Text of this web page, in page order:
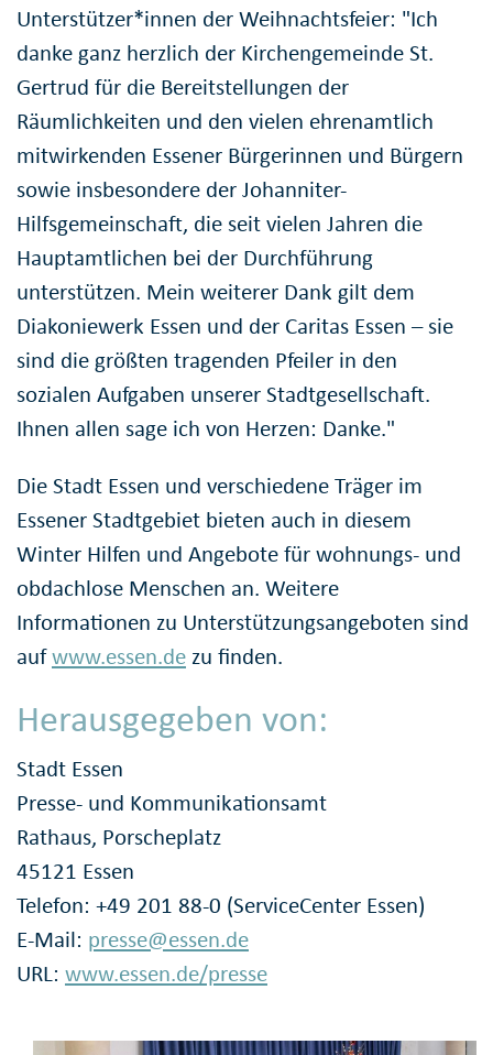
Unterstützer*innen der Weihnachtsfeier: "Ich
danke ganz herzlich der Kirchengemeinde St.
Gertrud für die Bereitstellungen der
Räumlichkeiten und den vielen ehrenamtlich
mitwirkenden Essener Bürgerinnen und Bürgern
sowie insbesondere der Johanniter-
Hilfsgemeinschaft, die seit vielen Jahren die
Hauptamtlichen bei der Durchführung
unterstützen. Mein weiterer Dank gilt dem
Diakoniewerk Essen und der Caritas Essen – sie
sind die größten tragenden Pfeiler in den
sozialen Aufgaben unserer Stadtgesellschaft.
Ihnen allen sage ich von Herzen: Danke."
Die Stadt Essen und verschiedene Träger im
Essener Stadtgebiet bieten auch in diesem
Winter Hilfen und Angebote für wohnungs- und
obdachlose Menschen an. Weitere
Informationen zu Unterstützungsangeboten sind
aufwww.essen.de zu finden.
Herausgegeben von:
Stadt Essen
Presse- und Kommunikationsamt
Rathaus, Porscheplatz
45121 Essen
Telefon: +49 201 88-0 (ServiceCenter Essen)
E-Mail: presse@essen.de
URL: www.essen.de/presse